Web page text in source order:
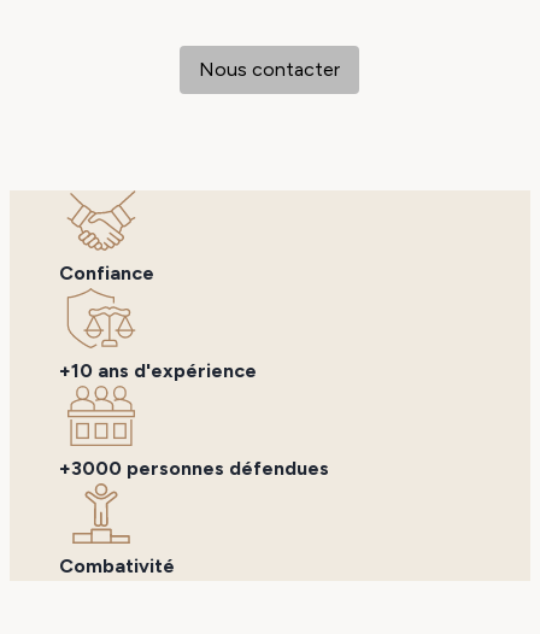
Nous contacter
Confiance
+10 ans d'expérience
+3000 personnes défendues
Combativité